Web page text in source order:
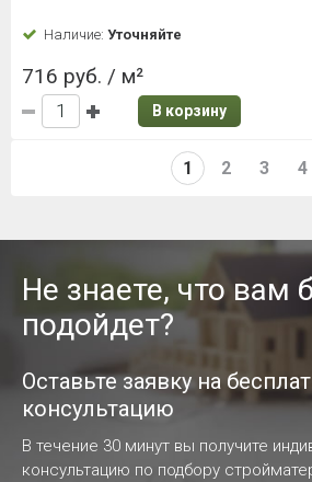
Наличие: Уточняйте
716 руб. / м²
В корзину
1 2 3 4
Не знаете, что вам
подойдет?
Оставьте заявку на
консультацию
В течение 30 минут вы получите
консультацию по подбору